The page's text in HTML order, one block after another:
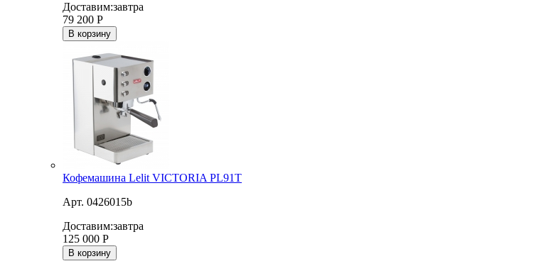
Доставим:завтра
79 200 Р
В корзину
Кофемашина Lelit VICTORIA PL91T
Арт. 0426015b
Доставим:завтра
125 000 Р
В корзину